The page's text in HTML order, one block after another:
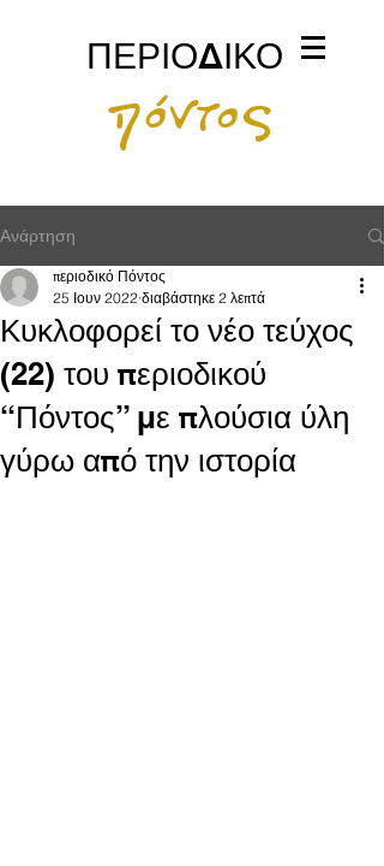
πόντος
ΠΕΡΙΟΔΙΚΟ
Ανάρτηση
Κυκλοφορεί το νέο τεύχος
(22) του περιοδικού
“Πόντος” με πλούσια ύλη
γύρω από την ιστορία
περιοδικό Πόντος
25 Ιουν 2022 διαβάστηκε 2 λεπτά